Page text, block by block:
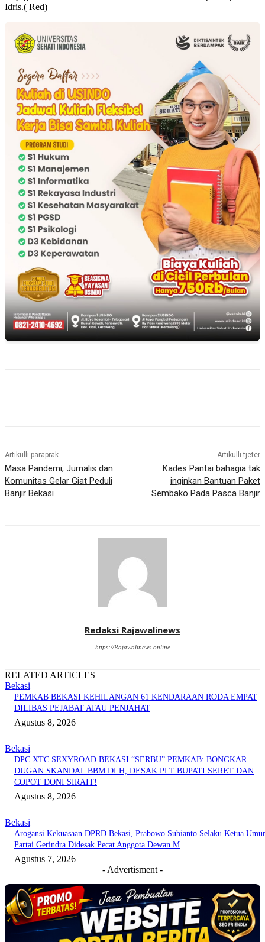
Idris.( Red)
Artikulli paraprak
Masa Pandemi, Jurnalis dan
Komunitas Gelar Giat Peduli
Banjir Bekasi
Artikulli tjetër
Kades Pantai bahagia tak
inginkan Bantuan Paket
Sembako Pada Pasca Banjir
Redaksi Rajawalinews
https://Rajawalinews.online
RELATED ARTICLES
Bekasi
PEMKAB BEKASI KEHILANGAN 61 KENDARAAN RODA EMPAT
DILIBAS PEJABAT ATAU PENJAHAT
Agustus 8, 2026
Bekasi
DPC XTC SEXYROAD BEKASI “SERBU” PEMKAB: BONGKAR
DUGAN SKANDAL BBM DLH, DESAK PLT BUPATI SERET DAN
COPOT DONI SIRAIT!
Agustus 8, 2026
Bekasi
Arogansi Kekuasaan DPRD Bekasi, Prabowo Subianto Selaku Ketua
Partai Gerindra Didesak Pecat Anggota Dewan M
Agustus 7, 2026
- Advertisment -